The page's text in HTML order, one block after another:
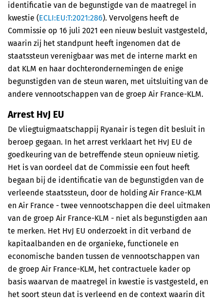
identificatie van de begunstigde van de maatregel in
kwestie (ECLI:EU:T:2021:286). Vervolgens heeft de
Commissie op 16 juli 2021 een nieuw besluit vastgesteld,
waarin zij het standpunt heeft ingenomen dat de
staatssteun verenigbaar was met de interne markt en
dat KLM en haar dochterondernemingen de enige
begunstigden van de steun waren, met uitsluiting van de
andere vennootschappen van de groep Air France-KLM.
Arrest HvJ EU
De vliegtuigmaatschappij Ryanair is tegen dit besluit in
beroep gegaan. In het arrest verklaart het HvJ EU de
goedkeuring van de betreffende steun opnieuw nietig.
Het is van oordeel dat de Commissie een fout heeft
begaan bij de identificatie van de begunstigden van de
verleende staatssteun, door de holding Air France-KLM
en Air France - twee vennootschappen die deel uitmaken
van de groep Air France-KLM - niet als begunstigden aan
te merken. Het HvJ EU onderzoekt in dit verband de
kapitaalbanden en de organieke, functionele en
economische banden tussen de vennootschappen van
de groep Air France-KLM, het contractuele kader op
basis waarvan de maatregel in kwestie is vastgesteld, en
het soort steun dat is verleend en de context waarin dit